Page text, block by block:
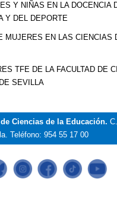
Y NIÑAS EN LA DOCENCIA
Y DEL DEPORTE
MUJERES EN LAS CIENCIAS
TFE DE LA FACULTAD DE
SEVILLA
Ciencias de la Educación.
Teléfono: 954 55 17 00